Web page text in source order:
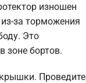
изношен
за торможения
Это
зоне бортов.
Проведите